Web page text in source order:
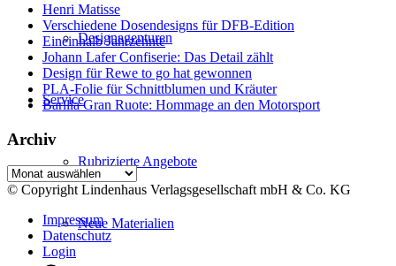
Designagenturen
Service
Rubrizierte Angebote
Neue Materialien
Henri Matisse
Verschiedene Dosendesigns für DFB-Edition
Eineinhalb Jahrzehnte
Johann Lafer Confiserie: Das Detail zählt
Design für Rewe to go hat gewonnen
PLA-Folie für Schnittblumen und Kräuter
Barilla Gran Ruote: Hommage an den Motorsport
Archiv
Archiv
© Copyright Lindenhaus Verlagsgesellschaft mbH & Co. KG
Impressum
Datenschutz
Login